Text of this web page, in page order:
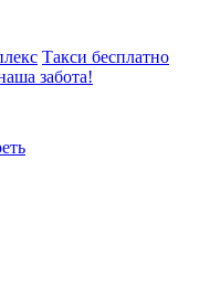
Такси бесплатно
забота!